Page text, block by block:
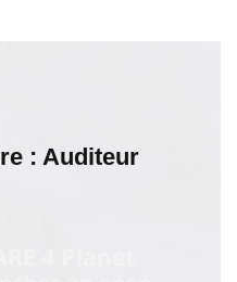
: Auditeur